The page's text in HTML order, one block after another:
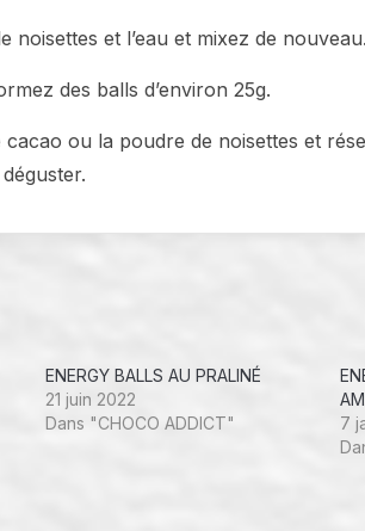
noisettes et l’eau et mixez de nouveau.
des balls d’environ 25g.
cacao ou la poudre de noisettes et
ENERGY BALLS AU PRALINÉ
21 juin 2022
Dans "CHOCO ADDICT"
7